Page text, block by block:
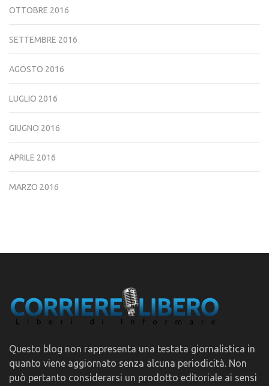
OTTOBRE 2016
SETTEMBRE 2016
AGOSTO 2016
LUGLIO 2016
GIUGNO 2016
APRILE 2016
MARZO 2016
Questo blog non rappresenta una testata giornalistica in
quanto viene aggiornato senza alcuna periodicità. Non
può pertanto considerarsi un prodotto editoriale ai sensi